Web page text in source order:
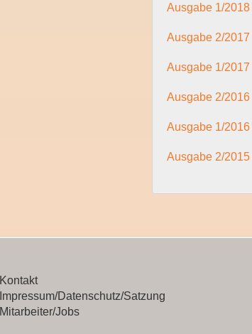
Ausgabe 1/2018
Ausgabe 2/2017
Ausgabe 1/2017
Ausgabe 2/2016
Ausgabe 1/2016
Ausgabe 2/2015
Kontakt
Impressum/Datenschutz/Satzung
Mitarbeiter/Jobs